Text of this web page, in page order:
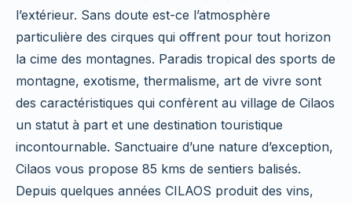
l’extérieur. Sans doute est-ce l’atmosphère
particulière des cirques qui offrent pour tout horizon
la cime des montagnes. Paradis tropical des sports de
montagne, exotisme, thermalisme, art de vivre sont
des caractéristiques qui confèrent au village de Cilaos
un statut à part et une destination touristique
incontournable. Sanctuaire d’une nature d’exception,
Cilaos vous propose 85 kms de sentiers balisés.
Depuis quelques années CILAOS produit des vins,